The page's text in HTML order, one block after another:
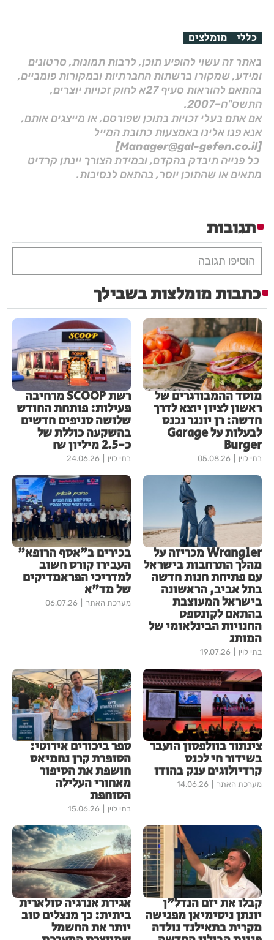
כללי מומלצים
באתר זה עשוי להופיע תוכן, לרבות תמונות, סרטונים
ומידע, שמקורו ברשתות החברתיות ובמקורות פומביים,
בהתאם להוראות סעיף 27א לחוק זכויות יוצרים,
התשס"ח–2007.
אם אתם בעלי זכויות בתוכן שפורסם, או מייצגים אותם,
אנא פנו אלינו באמצעות כתובת המייל
[Manager@gal-gefen.co.il]
כל פנייה תיבדק בהקדם, ובמידת הצורך יינתן קרדיט
מתאים או שהתוכן יוסר, בהתאם לנסיבות.
תגובות
הוסיפו תגובה
כתבות מומלצות בשבילך
מוסד ההמבורגרים של
ראשון לציון יוצא לדרך
חדשה: רן יונגר נכנס
לבעלות על Garage
Burger
בתי לוין 05.08.26
רשת SCOOP מרחיבה
פעילות: פותחת החודש
שלושה סניפים חדשים
בהשקעה כוללת של
כ-2.5 מיליון ₪
בתי לוין 24.06.26
Wrangler מכריזה על
מהלך התרחבות בישראל
עם פתיחת חנות חדשה
בתל אביב, הראשונה
בישראל המעוצבת
בהתאם לקונספט
החנויות הבינלאומי של
המותג
בתי לוין 19.07.26
בכירים ב"אסף הרופא"
העבירו קורס חשוב
למדריכי הפראמדיקים
של מד"א
מערכת האתר 06.07.26
צינתור בוולפסון הועבר
בשידור חי לכנס
קרדיולוגים ענק בהודו
מערכת האתר 14.06.26
ספר ביכורים אירוטי:
הסופרת קרן נחמיאס
חושפת את הסיפור
מאחורי העלילה
הסוחפת
בתי לוין 15.06.26
קבלו את יזם הנדל"ן
יונתן ניסימיאן מפגישה
מקרית בתאילנד נולדה
אגירת אנרגיה סולארית
ביתית: כך מנצלים טוב
יותר את החשמל